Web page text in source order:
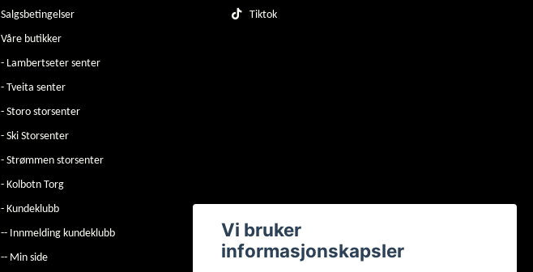
Salgsbetingelser
Våre butikker
- Lambertseter senter
- Tveita senter
- Storo storsenter
- Ski Storsenter
- Strømmen storsenter
- Kolbotn Torg
- Kundeklubb
-- Innmelding kundeklubb
-- Min side
Tiktok
Vi bruker
informasjonskapsler